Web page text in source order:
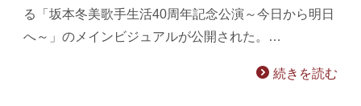
る「坂本冬美歌手生活40周年記念公演～今日から明日
へ～」のメインビジュアルが公開された。…
続きを読む